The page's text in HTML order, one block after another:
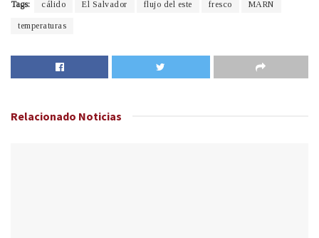
Tags: cálido El Salvador flujo del este fresco MARN
temperaturas
Relacionado Noticias